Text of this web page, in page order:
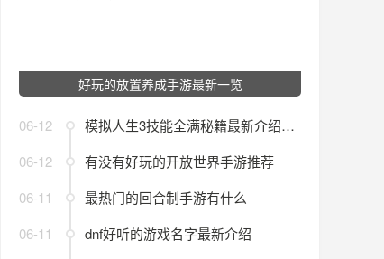
好玩的放置养成手游最新一览
06-12
模拟人生3技能全满秘籍最新介绍2024
06-12
有没有好玩的开放世界手游推荐
06-11
最热门的回合制手游有什么
06-11
dnf好听的游戏名字最新介绍